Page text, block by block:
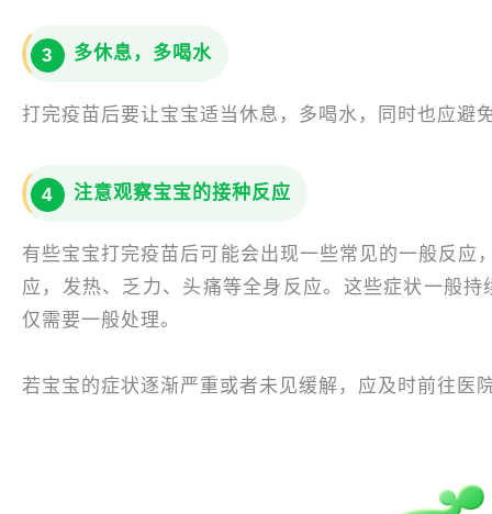
3 多休息，多喝水
打完疫苗后要让宝宝适当休息，多喝水，同时也应避
4 注意观察宝宝的接种反应
有些宝宝打完疫苗后可能会出现一些常见的一般反应
应，发热、乏力、头痛等全身反应。这些症状一般
仅需要一般处理。
若宝宝的症状逐渐严重或者未见缓解，应及时前往医